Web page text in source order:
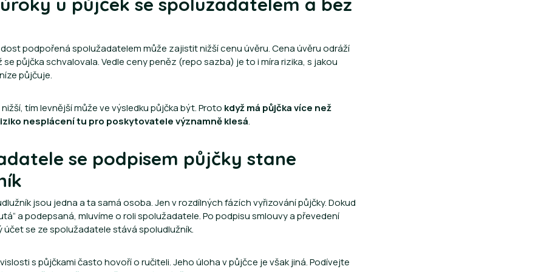
podpořená spolužadatelem může zajistit nižší cenu úvěru. Cena úvěru odráží
půjčka schvalovala. Vedle ceny peněz (repo sazba) je to i míra rizika, s jakou
půjčuje.
tím levnější může ve výsledku půjčka být. Proto když má půjčka více než
nesplácení tu pro poskytovatele významně klesá.
se podpisem půjčky stane
jsou jedna a ta samá osoba. Jen v rozdílných fázích vyřizování půjčky. Dokud
a podepsaná, mluvíme o roli spolužadatele. Po podpisu smlouvy a převedení
se ze spolužadatele stává spoludlužník.
s půjčkami často hovoří o ručiteli. Jeho úloha v půjčce je však jiná. Podívejte